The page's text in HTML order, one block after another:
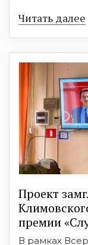
Читать далее
Проект
премии
В рамках